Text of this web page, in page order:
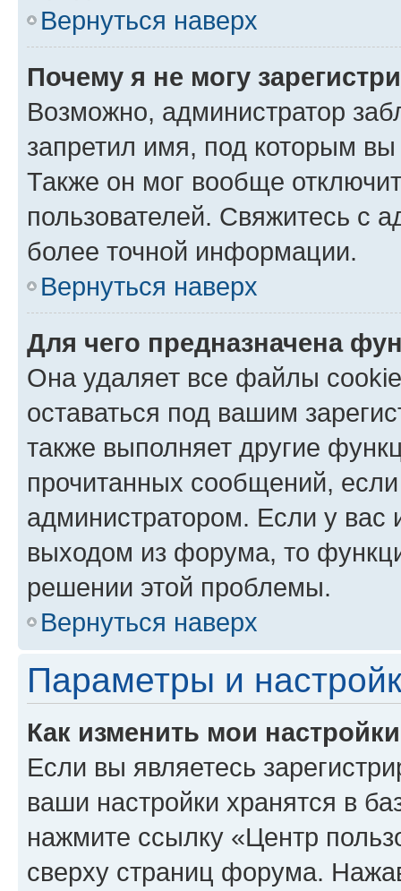
Вернуться наверх
Почему я не могу
Возможно, администратор
запретил имя, под которым вы
Также он мог вообще
пользователей. Свяжитесь с
более точной информации.
Вернуться наверх
Для чего предназначена
Она удаляет все файлы
оставаться под вашим
также выполняет другие
прочитанных сообщений,
администратором. Если у
выходом из форума, то
решении этой проблемы.
Вернуться наверх
Параметры и
Как изменить мои
Если вы являетесь
ваши настройки хранятся в
нажмите ссылку «Центр
сверху страниц форума.